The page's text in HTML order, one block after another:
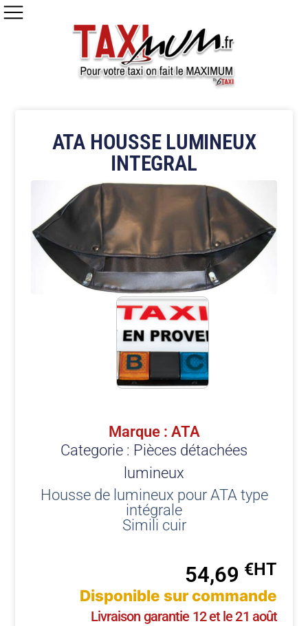
ATA HOUSSE LUMINEUX
INTEGRAL
Marque : ATA
Categorie : Pièces détachées
lumineux
Housse de lumineux pour ATA type
intégrale
Simili cuir
54,69€
Disponible sur commande
Livraison garantie 12 et le 21 août